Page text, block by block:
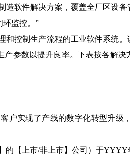
造软件解决方案，覆盖全厂区设
环监控。”
和控制生产流程的工业软件系统
参数以提升良率。下表按各解
户实现了产线的数字化转型升级
的【上市/非上市】公司）于